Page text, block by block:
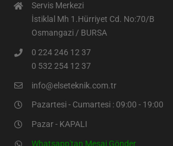
Servis Merkezi
İstiklal Mh 1.Hürriyet Cd. No:70/B
Osmangazi / BURSA
0 224 246 12 37
0 532 254 12 37
info@elseteknik.com.tr
Pazartesi - Cumartesi : 09:00 - 19:00
Pazar - KAPALI
Whatsapp'tan Mesaj Gönder